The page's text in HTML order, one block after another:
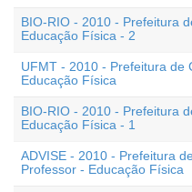
BIO-RIO - 2010 - Prefeitura
Educação Física - 2
UFMT - 2010 - Prefeitura de
Educação Física
BIO-RIO - 2010 - Prefeitura
Educação Física - 1
ADVISE - 2010 - Prefeitura
Professor - Educação Física